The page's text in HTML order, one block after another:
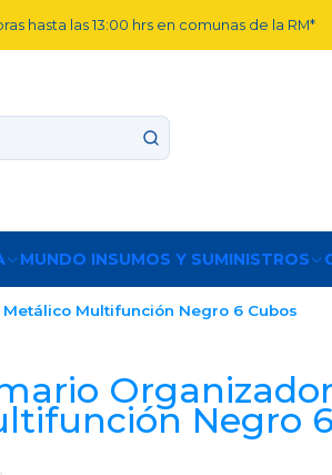
MUNDO INSUMOS Y SUMINISTROS
hasta las 13:00 hrs en comunas de la RM*
Multifunción Negro 6 Cubos
Negro